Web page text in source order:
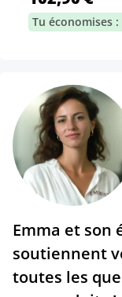
Tu économises :
Emma et son
soutiennent
toutes les